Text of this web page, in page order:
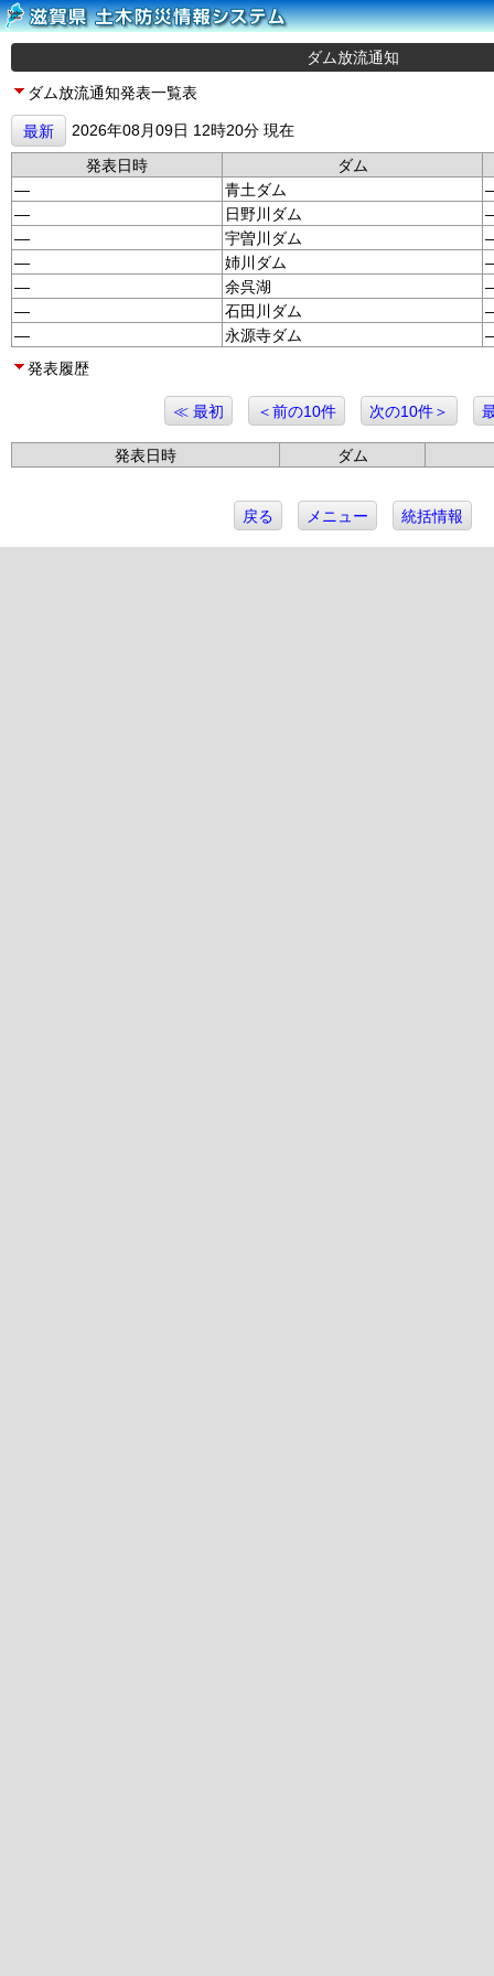
ダム放流通知
ダム放流通知発表一覧表
最新
2026年08月09日 12時20分 現在
発表日時
ダム
—
青土ダム
—
日野川ダム
—
宇曽川ダム
—
姉川ダム
—
余呉湖
—
石田川ダム
—
永源寺ダム
発表履歴
≪ 最初 ＜前の10件 次の10件＞
発表日時 ダム
戻る メニュー 統括情報